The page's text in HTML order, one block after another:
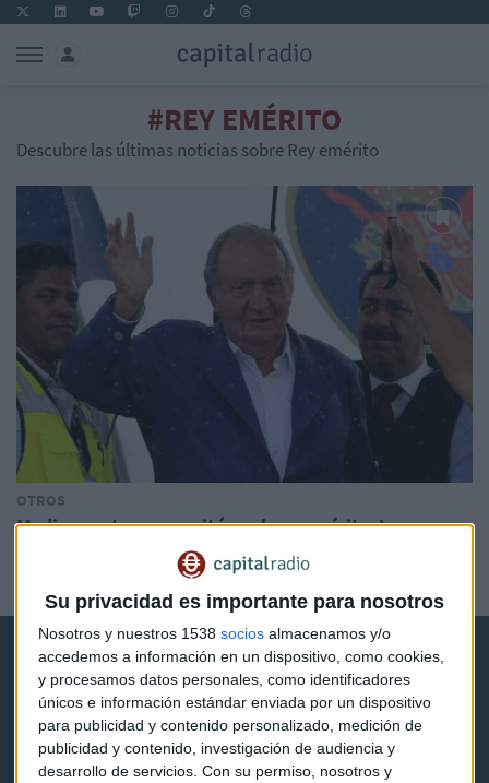
Su privacidad es importante para nosotros
Nosotros y nuestros 1538 socios almacenamos y/o
accedemos a información en un dispositivo, como cookies,
y procesamos datos personales, como identificadores
únicos e información estándar enviada por un dispositivo
para publicidad y contenido personalizado, medición de
publicidad y contenido, investigación de audiencia y
desarrollo de servicios. Con su permiso, nosotros y
#REY EMÉRITO
Descubre las últimas noticias sobre Rey emérito
OTROS
Medios portugueses sitúan al rey emérito Juan
Capital Radio